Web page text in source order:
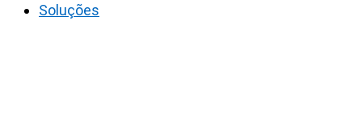
Soluções